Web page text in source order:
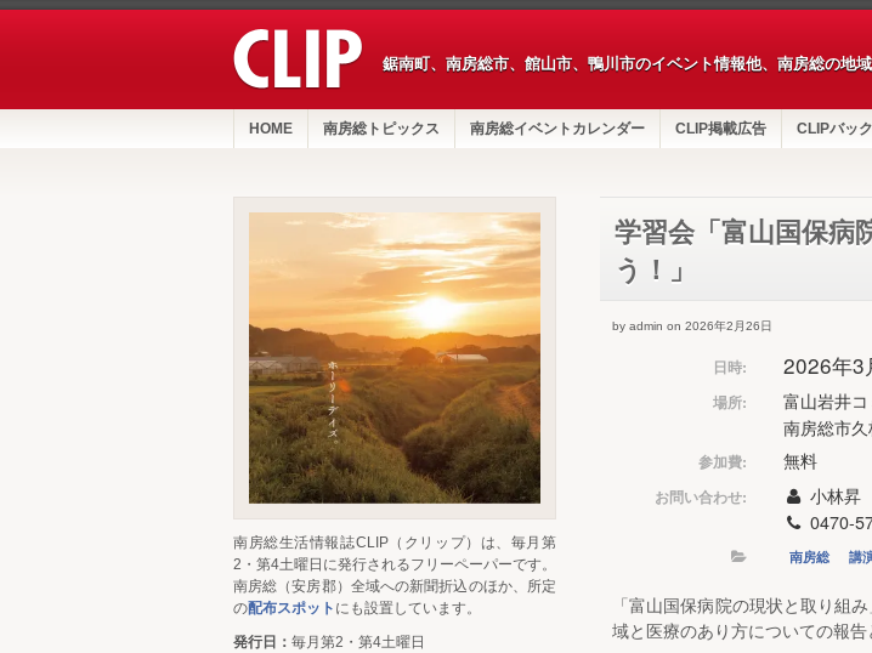
鋸南町、南房総市、館山市、鴨川市のイベント情報他、南房総の地域
HOME 南房総トピックス 南房総イベントカレンダー CLIP掲載広告 CLIPバッ
学習会「富山国保病
う！」
by admin on 2026年2月26日
日時: 2026年3
場所:
富山岩井
南房総市
参加費: 無料
お問い合わせ:
小林昇
0470-
南房総 講
「富山国保病院の現状と取り組
域と医療のあり方についての報告
南房総生活情報誌CLIP（クリップ）は、毎月第
2・第4土曜日に発行されるフリーペーパーです。
南房総（安房郡）全域への新聞折込のほか、所定
の配布スポット にも設置しています。
発行日： 毎月第2・第4土曜日